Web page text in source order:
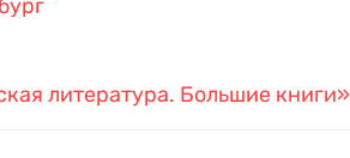
литература. Большие книги»